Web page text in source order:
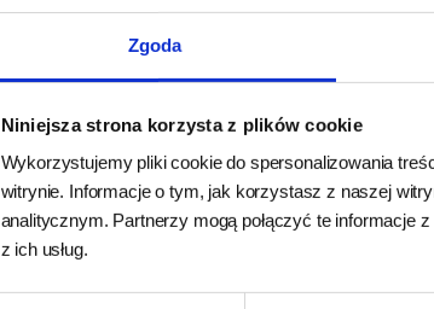
Zgoda
Niniejsza strona korzysta z plików cookie
Wykorzystujemy pliki cookie do spersonalizowania
witrynie. Informacje o tym, jak korzystasz z naszej
analitycznym. Partnerzy mogą połączyć te informacje
z ich usług.
Dzięki ukrytym przegródkom i osłonom
był zadowolony!
ŁATWA DO CZYSZCZENIA:
Zabawkę Puppy Tornado można łatwo
BEZ BPA, PVC I FTALANÓW: